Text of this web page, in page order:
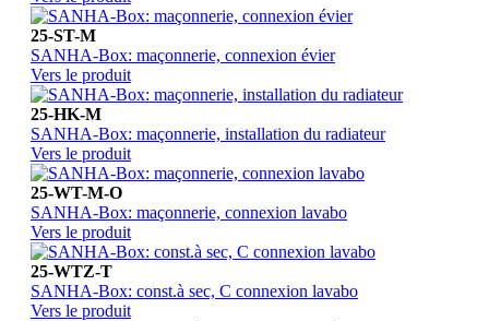
25-ST-M
SANHA-Box: maçonnerie, connexion évier
Vers le produit
25-HK-M
SANHA-Box: maçonnerie, installation du radiateur
Vers le produit
25-WT-M-O
SANHA-Box: maçonnerie, connexion lavabo
Vers le produit
25-WTZ-T
SANHA-Box: const.à sec, C connexion lavabo
Vers le produit